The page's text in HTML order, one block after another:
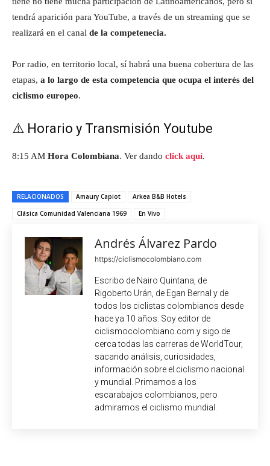
tendrá aparición para YouTube, a través de un streaming que se
realizará en el canal de la competenecia.
Por radio, en territorio local, sí habrá una buena cobertura de las
etapas, a lo largo de esta competencia que ocupa el interés del
ciclismo europeo.
⚠️ Horario y Transmisión Youtube
8:15 AM Hora Colombiana. Ver dando click aquí.
RELACIONADOS Amaury Capiot
Arkea B&B Hotels
Clásica Comunidad Valenciana 1969
En Vivo
Andrés Álvarez Pardo
https://ciclismocolombiano.com
Escribo de Nairo Quintana, de
Rigoberto Urán, de Egan Bernal y de
todos los ciclistas colombianos desde
hace ya 10 años. Soy editor de
ciclismocolombiano.com y sigo de
cerca todas las carreras de WorldTour,
sacando análisis, curiosidades,
información sobre el ciclismo nacional
y mundial. Primamos a los
escarabajos colombianos, pero
admiramos el ciclismo mundial.